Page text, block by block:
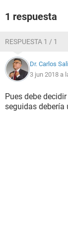
1 respuesta
RESPUESTA 1 / 1
Dr. Carlos
3 jun 2018 a
Pues debe
seguidas debería